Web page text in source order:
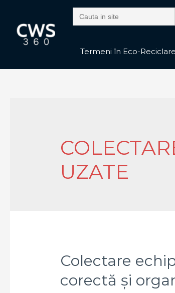
Search
for:
Termeni în Eco-Reciclare
UZATE
Colectare
corectă și